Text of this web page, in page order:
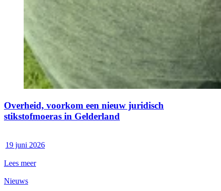
Overheid, voorkom een nieuw juridisch
stikstofmoeras in Gelderland
19 juni 2026
Lees meer
Nieuws